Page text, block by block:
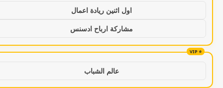
اول اثنين ريادة اعمال
مشاركة ارباح ادسنس
عالم الشباب